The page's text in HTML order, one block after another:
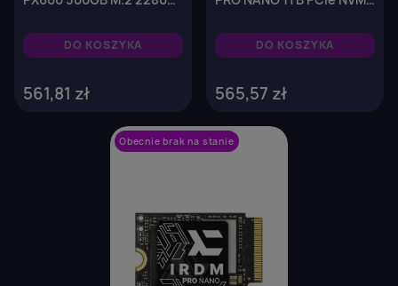
MB/s)
DO KOSZYKA
561,81 zł
(7300/6000 MB/s) 3D
NAND
DO KOSZYKA
565,57 zł
Obecnie brak na stanie